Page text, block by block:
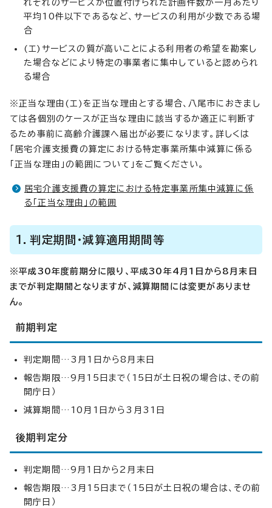
れぞれのサービスが位置付けられた計画件数が一月あたり
平均10件以下であるなど、サービスの利用が少数である場
合
(エ)サービスの質が高いことによる利用者の希望を勘案し
た場合などにより特定の事業者に集中していると認められ
る場合
※正当な理由(エ)を正当な理由とする場合、八尾市におきまし
ては各個別のケースが正当な理由に該当するか適正に判断す
るため事前に高齢介護課へ届出が必要になります。詳しくは
「居宅介護支援費の算定における特定事業所集中減算に係る
「正当な理由」の範囲について」をご覧ください。
居宅介護支援費の算定における特定事業所集中減算に係
る「正当な理由」の範囲
1．判定期間・減算適用期間等
※平成30年度前期分に限り、平成30年4月1日から8月末日
までが判定期間となりますが、減算期間には変更がありませ
ん。
前期判定
判定期間…3月1日から8月末日
報告期限…9月15日まで（15日が土日祝の場合は、その前
開庁日）
減算期間…10月1日から3月31日
後期判定分
判定期間…9月1日から2月末日
報告期限…3月15日まで（15日が土日祝の場合は、その前
開庁日）